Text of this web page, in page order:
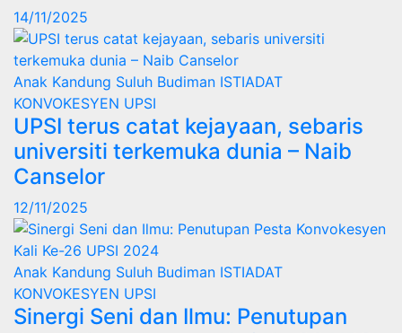
14/11/2025
Anak Kandung Suluh Budiman ISTIADAT
KONVOKESYEN UPSI
UPSI terus catat kejayaan, sebaris
universiti terkemuka dunia – Naib
Canselor
12/11/2025
Anak Kandung Suluh Budiman ISTIADAT
KONVOKESYEN UPSI
Sinergi Seni dan Ilmu: Penutupan